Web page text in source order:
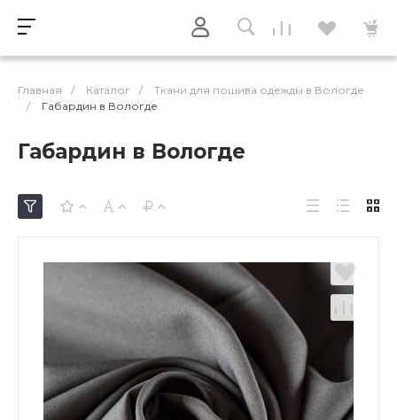
Главная / Каталог /
Ткани для пошива одежды в Вологде
/
Габардин в Вологде
Габардин в Вологде